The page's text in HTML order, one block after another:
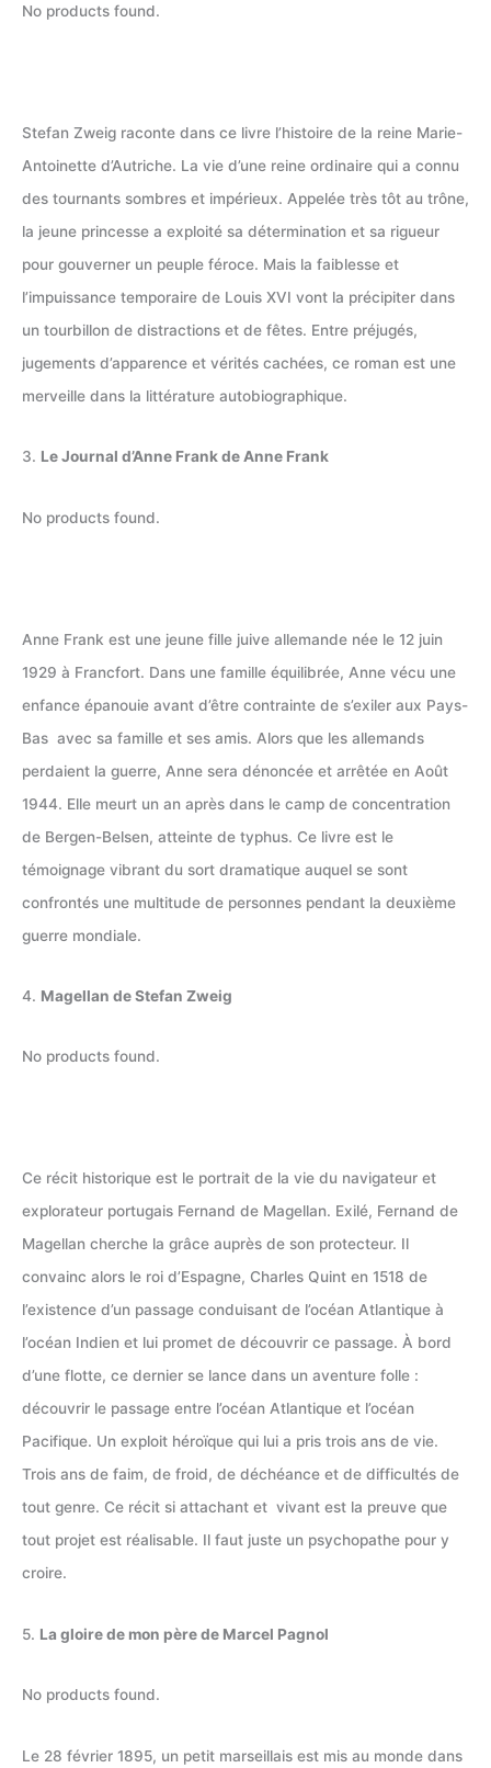
No products found.
Stefan Zweig raconte dans ce livre l’histoire de la reine Marie-
Antoinette d’Autriche. La vie d’une reine ordinaire qui a connu
des tournants sombres et impérieux. Appelée très tôt au trône,
la jeune princesse a exploité sa détermination et sa rigueur
pour gouverner un peuple féroce. Mais la faiblesse et
l’impuissance temporaire de Louis XVI vont la précipiter dans
un tourbillon de distractions et de fêtes. Entre préjugés,
jugements d’apparence et vérités cachées, ce roman est une
merveille dans la littérature autobiographique.
3. Le Journal d’Anne Frank de Anne Frank
No products found.
Anne Frank est une jeune fille juive allemande née le 12 juin
1929 à Francfort. Dans une famille équilibrée, Anne vécu une
enfance épanouie avant d’être contrainte de s’exiler aux Pays-
Bas avec sa famille et ses amis. Alors que les allemands
perdaient la guerre, Anne sera dénoncée et arrêtée en Août
1944. Elle meurt un an après dans le camp de concentration
de Bergen-Belsen, atteinte de typhus. Ce livre est le
témoignage vibrant du sort dramatique auquel se sont
confrontés une multitude de personnes pendant la deuxième
guerre mondiale.
4. Magellan de Stefan Zweig
No products found.
Ce récit historique est le portrait de la vie du navigateur et
explorateur portugais Fernand de Magellan. Exilé, Fernand de
Magellan cherche la grâce auprès de son protecteur. Il
convainc alors le roi d’Espagne, Charles Quint en 1518 de
l’existence d’un passage conduisant de l’océan Atlantique à
l’océan Indien et lui promet de découvrir ce passage. À bord
d’une flotte, ce dernier se lance dans un aventure folle :
découvrir le passage entre l’océan Atlantique et l’océan
Pacifique. Un exploit héroïque qui lui a pris trois ans de vie.
Trois ans de faim, de froid, de déchéance et de difficultés de
tout genre. Ce récit si attachant et vivant est la preuve que
tout projet est réalisable. Il faut juste un psychopathe pour y
croire.
5. La gloire de mon père de Marcel Pagnol
No products found.
Le 28 février 1895, un petit marseillais est mis au monde dans